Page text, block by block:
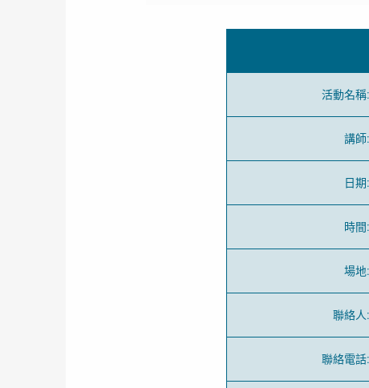
活動名稱:
講師:
日期:
時間:
場地:
聯絡人:
聯絡電話: